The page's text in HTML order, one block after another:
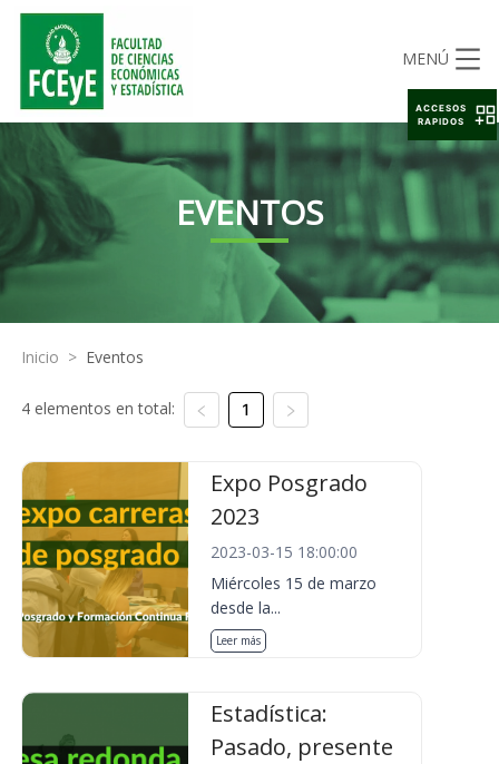
MENÚ
EVENTOS
Inicio > Eventos
4 elementos en total: 1
Expo Posgrado
2023
2023-03-15 18:00:00
Miércoles 15 de marzo
desde la...
Leer más
Estadística:
Pasado, presente
ACCESOS
RAPIDOS